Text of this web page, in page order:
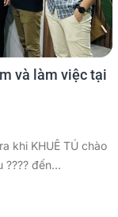
và làm việc tại
khi KHUÊ TÚ chào
đến...